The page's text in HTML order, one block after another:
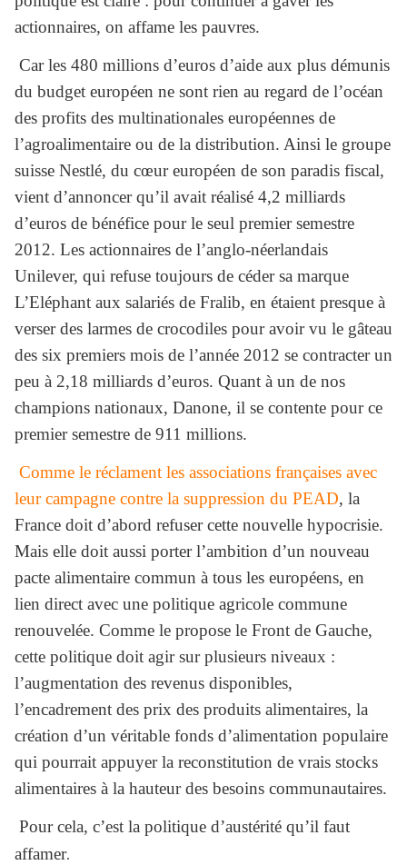
actionnaires, on affame les pauvres.
Car les 480 millions d’euros d’aide aux plus démunis
du budget européen ne sont rien au regard de l’océan
des profits des multinationales européennes de
l’agroalimentaire ou de la distribution. Ainsi le groupe
suisse Nestlé, du cœur européen de son paradis fiscal,
vient d’annoncer qu’il avait réalisé 4,2 milliards
d’euros de bénéfice pour le seul premier semestre
2012. Les actionnaires de l’anglo-néerlandais
Unilever, qui refuse toujours de céder sa marque
L’Eléphant aux salariés de Fralib, en étaient presque à
verser des larmes de crocodiles pour avoir vu le gâteau
des six premiers mois de l’année 2012 se contracter un
peu à 2,18 milliards d’euros. Quant à un de nos
champions nationaux, Danone, il se contente pour ce
premier semestre de 911 millions.
Comme le réclament les associations françaises avec
leur campagne contre la suppression du PEAD, la
France doit d’abord refuser cette nouvelle hypocrisie.
Mais elle doit aussi porter l’ambition d’un nouveau
pacte alimentaire commun à tous les européens, en
lien direct avec une politique agricole commune
renouvelée. Comme le propose le Front de Gauche,
cette politique doit agir sur plusieurs niveaux :
l’augmentation des revenus disponibles,
l’encadrement des prix des produits alimentaires, la
création d’un véritable fonds d’alimentation populaire
qui pourrait appuyer la reconstitution de vrais stocks
alimentaires à la hauteur des besoins communautaires.
Pour cela, c’est la politique d’austérité qu’il faut
affamer.